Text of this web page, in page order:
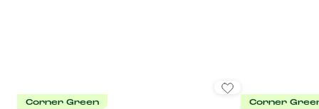
Corner Green Corner